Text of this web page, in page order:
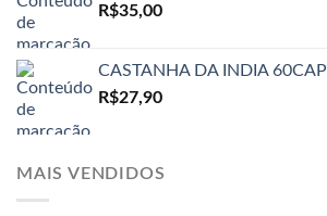
R$35,00
CASTANHA DA INDIA 60CAP
R$27,90
MAIS VENDIDOS